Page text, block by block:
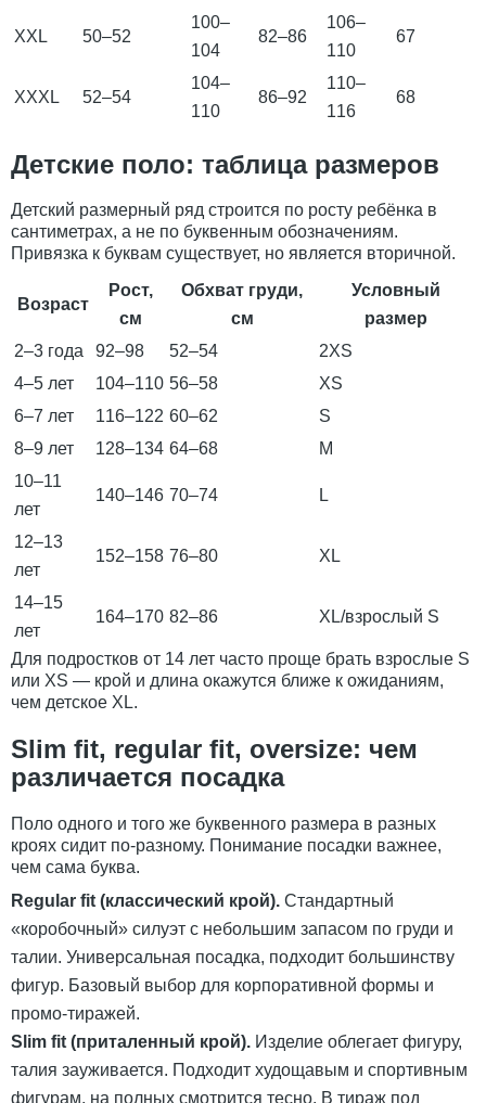
XXL 50–52
100–
104
82–86
106–
110
67
XXXL 52–54
104–
110
86–92
110–
116
68
Детские поло: таблица размеров
Детский размерный ряд строится по росту ребёнка в
сантиметрах, а не по буквенным обозначениям.
Привязка к буквам существует, но является вторичной.
Возраст
Рост,
см
Обхват груди,
см
Условный
размер
2–3 года
92–98 52–54
2XS
4–5 лет
104–110 56–58
XS
6–7 лет
116–122 60–62
S
8–9 лет
128–134 64–68
M
10–11
лет
140–146 70–74 L
12–13
лет
152–158 76–80 XL
14–15
лет
164–170 82–86 XL/взрослый S
Для подростков от 14 лет часто проще брать взрослые S
или XS — крой и длина окажутся ближе к ожиданиям,
чем детское XL.
Slim fit, regular fit, oversize: чем
различается посадка
Поло одного и того же буквенного размера в разных
кроях сидит по-разному. Понимание посадки важнее,
чем сама буква.
Regular fit (классический крой). Стандартный
«коробочный» силуэт с небольшим запасом по груди и
талии. Универсальная посадка, подходит большинству
фигур. Базовый выбор для корпоративной формы и
промо-тиражей.
Slim fit (приталенный крой). Изделие облегает фигуру,
талия зауживается. Подходит худощавым и спортивным
фигурам, на полных смотрится тесно. В тираж под